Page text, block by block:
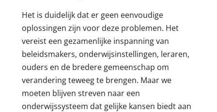
Het is duidelijk dat er geen eenvoudige
oplossingen zijn voor deze problemen. Het
vereist een gezamenlijke inspanning van
beleidsmakers, onderwijsinstellingen, leraren,
ouders en de bredere gemeenschap om
verandering teweeg te brengen. Maar we
moeten blijven streven naar een
onderwijssysteem dat gelijke kansen biedt aan